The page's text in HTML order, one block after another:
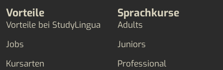
Vorteile
Vorteile bei StudyLingua
Jobs
Kursarten
Sprachkurse
Adults
Juniors
Professional